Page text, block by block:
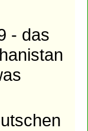
- das